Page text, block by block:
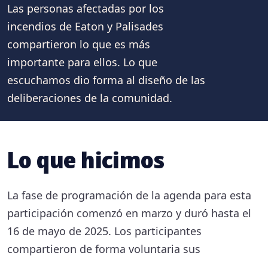
Las personas afectadas por los
incendios de Eaton y Palisades
compartieron lo que es más
importante para ellos. Lo que
escuchamos dio forma al diseño de las
deliberaciones de la comunidad.
Lo que hicimos
La fase de programación de la agenda para esta
participación comenzó en marzo y duró hasta el
16 de mayo de 2025. Los participantes
compartieron de forma voluntaria sus